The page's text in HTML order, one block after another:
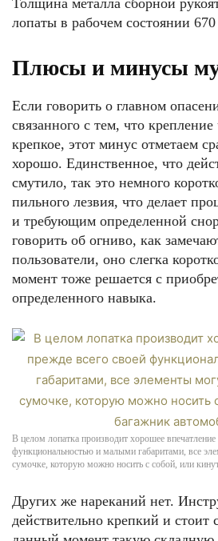
Толщина металла сборной
лопаты в рабочем состоянии
Плюсы и минусы
Если говорить о главном
связанного с тем, что
крепкое, этот минус отметаем
хорошо. Единственное, что
смутило, так это немного
пильного лезвия, что делает
и требующим определенной
говорить об огниво, как
пользователи, оно слегка
момент тоже решается с
определенного навыка.
В целом лопатка производит хорошее впечатление
функциональностью и малыми габаритами, все
сумочке, которую можно носить с собой, или
Других же нареканий нет.
действительно крепкий и стоит